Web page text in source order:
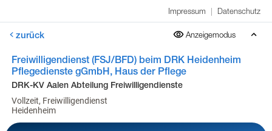
Impressum | Datenschutz
zurück Anzeigemodus
Freiwilligendienst (FSJ/BFD) beim DRK Heidenheim
Pflegedienste gGmbH, Haus der Pflege
DRK-KV Aalen Abteilung Freiwilligendienste
Vollzeit, Freiwilligendienst
Heidenheim